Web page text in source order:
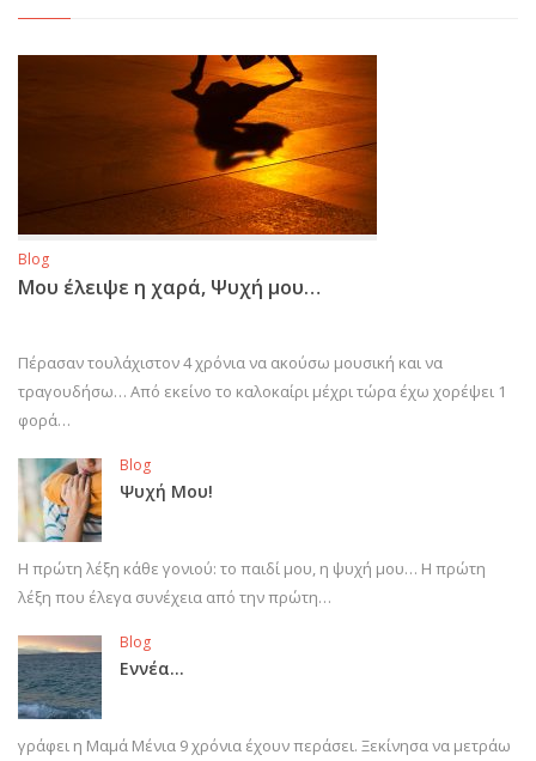
Blog
Μου έλειψε η χαρά, Ψυχή μου…
Πέρασαν τουλάχιστον 4 χρόνια να ακούσω μουσική και να
τραγουδήσω… Από εκείνο το καλοκαίρι μέχρι τώρα έχω χορέψει 1
φορά…
Blog
Ψυχή Μου!
Η πρώτη λέξη κάθε γονιού: το παιδί μου, η ψυχή μου… Η πρώτη
λέξη που έλεγα συνέχεια από την πρώτη…
Blog
Εννέα…
γράφει η Μαμά Μένια 9 χρόνια έχουν περάσει. Ξεκίνησα να μετράω